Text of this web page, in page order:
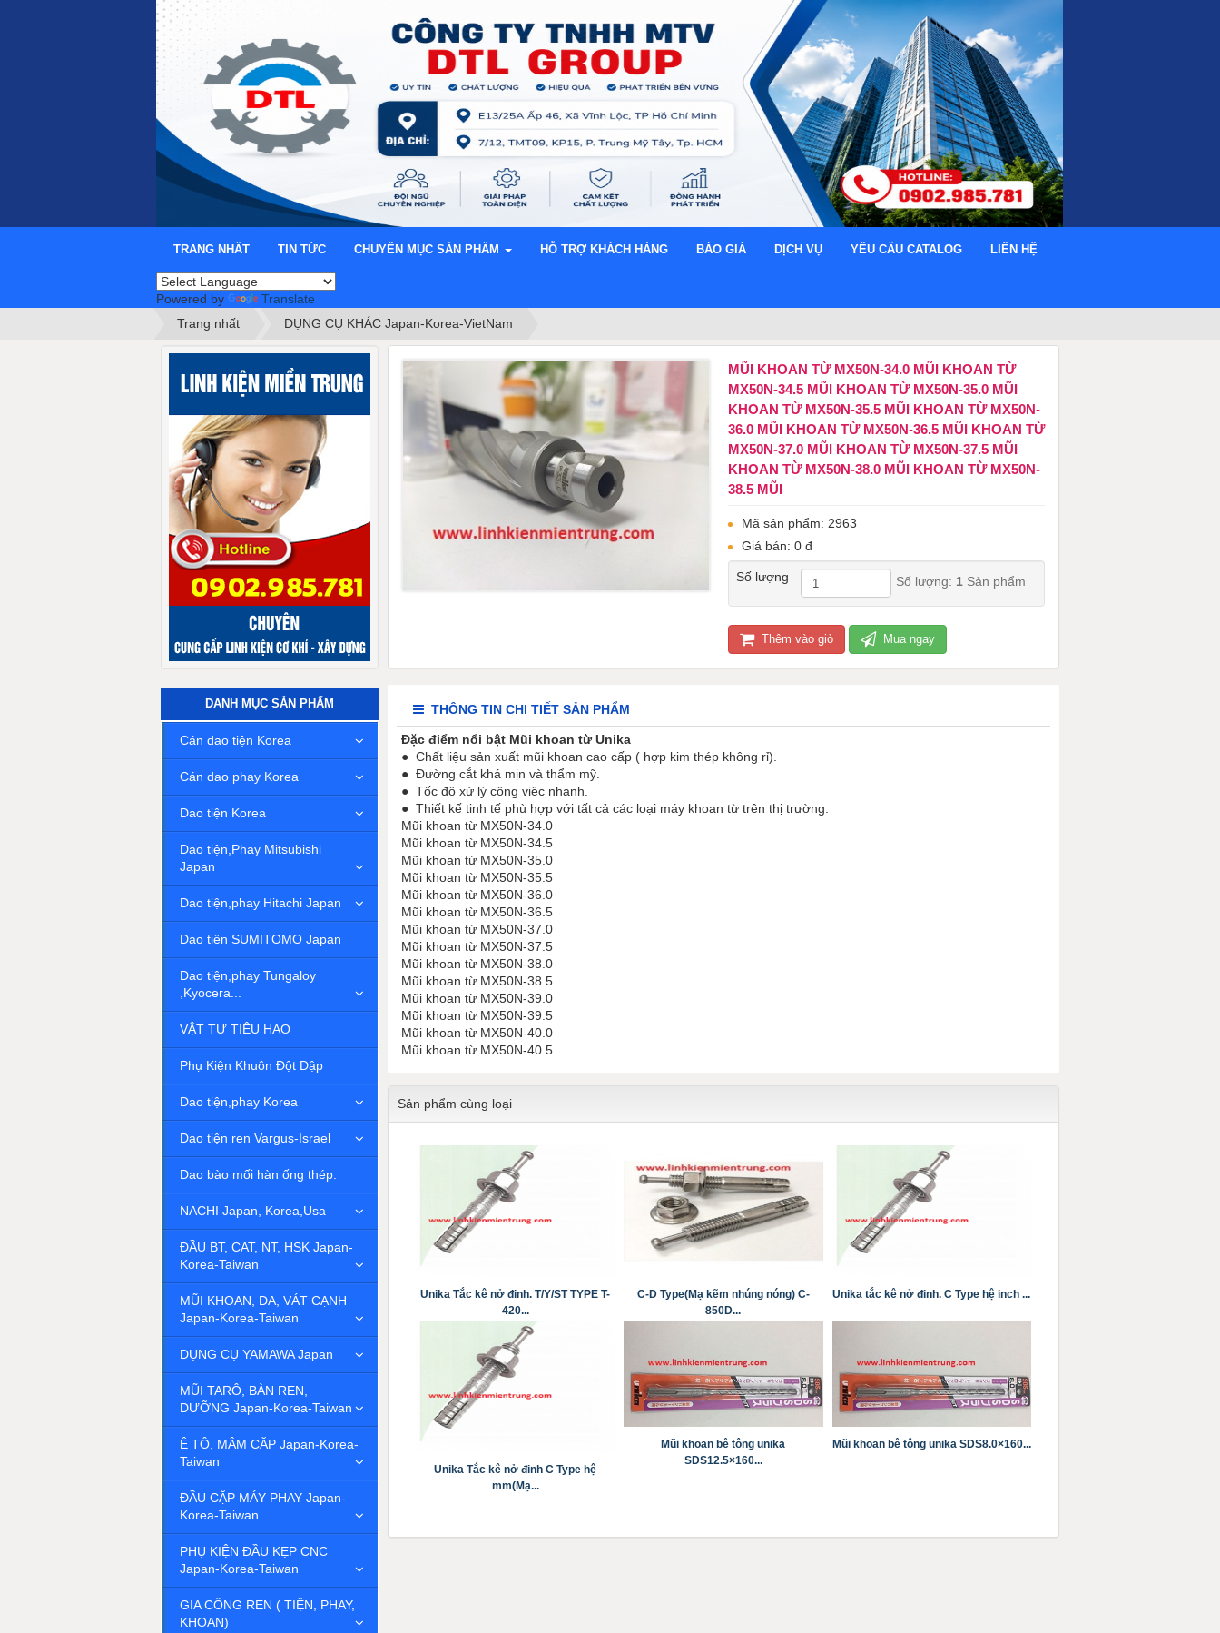
TRANG NHẤT TIN TỨC CHUYÊN MỤC SẢN PHẨM HỖ TRỢ KHÁCH HÀNG BÁO GIÁ DỊCH VỤ YÊU CẦU CATALOG LIÊN HỆ
Powered by
Translate
Trang nhất
DỤNG CỤ KHÁC Japan-Korea-VietNam
​​​​​​​MŨI KHOAN TỪ MX50N-34.0 MŨI KHOAN TỪ
MX50N-34.5 MŨI KHOAN TỪ MX50N-35.0 MŨI
KHOAN TỪ MX50N-35.5 MŨI KHOAN TỪ MX50N-
36.0 MŨI KHOAN TỪ MX50N-36.5 MŨI KHOAN TỪ
MX50N-37.0 MŨI KHOAN TỪ MX50N-37.5 MŨI
KHOAN TỪ MX50N-38.0 MŨI KHOAN TỪ MX50N-
38.5 MŨI
Mã sản phẩm: 2963
Giá bán: 0 đ
Số lượng Số lượng: 1 Sản phẩm
Thêm vào giỏ Mua ngay
THÔNG TIN CHI TIẾT SẢN PHẨM
Đặc điểm nổi bật Mũi khoan từ Unika
● Chất liệu sản xuất mũi khoan cao cấp ( hợp kim thép không rỉ).
● Đường cắt khá mịn và thẩm mỹ.
● Tốc độ xử lý công việc nhanh.
● Thiết kế tinh tế phù hợp với tất cả các loại máy khoan từ trên thị trường.
Mũi khoan từ MX50N-34.0
Mũi khoan từ MX50N-34.5
Mũi khoan từ MX50N-35.0
Mũi khoan từ MX50N-35.5
Mũi khoan từ MX50N-36.0
Mũi khoan từ MX50N-36.5
Mũi khoan từ MX50N-37.0
Mũi khoan từ MX50N-37.5
Mũi khoan từ MX50N-38.0
Mũi khoan từ MX50N-38.5
Mũi khoan từ MX50N-39.0
​​​​​​​Mũi khoan từ MX50N-39.5
Mũi khoan từ MX50N-40.0
Mũi khoan từ MX50N-40.5
Sản phẩm cùng loại
Unika Tắc kê nở đinh. T/Y/ST TYPE T-
420...
C-D Type(Mạ kẽm nhúng nóng) C-
850D...
Unika tắc kê nở đinh. C Type hệ inch ...
Unika Tắc kê nở đinh C Type hệ
mm(Mạ...
Mũi khoan bê tông unika
SDS12.5×160...
Mũi khoan bê tông unika SDS8.0×160...
DANH MỤC SẢN PHẨM
Cán dao tiện Korea
Cán dao phay Korea
Dao tiện Korea
Dao tiện,Phay Mitsubishi
Japan
Dao tiện,phay Hitachi Japan
Dao tiện SUMITOMO Japan
Dao tiện,phay Tungaloy
,Kyocera...
VẬT TƯ TIÊU HAO
Phụ Kiện Khuôn Đột Dập
Dao tiện,phay Korea
Dao tiện ren Vargus-Israel
Dao bào mối hàn ống thép.
NACHI Japan, Korea,Usa
ĐẦU BT, CAT, NT, HSK Japan-
Korea-Taiwan
MŨI KHOAN, DA, VÁT CẠNH
Japan-Korea-Taiwan
DỤNG CỤ YAMAWA Japan
MŨI TARÔ, BÀN REN,
DƯỠNG Japan-Korea-Taiwan
Ê TÔ, MÂM CẶP Japan-Korea-
Taiwan
ĐẦU CẶP MÁY PHAY Japan-
Korea-Taiwan
PHỤ KIỆN ĐẦU KẸP CNC
Japan-Korea-Taiwan
GIA CÔNG REN ( TIỆN, PHAY,
KHOAN)